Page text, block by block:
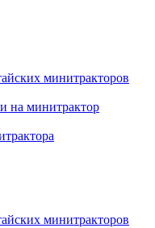
минитракторов
на минитрактор
минитракторов